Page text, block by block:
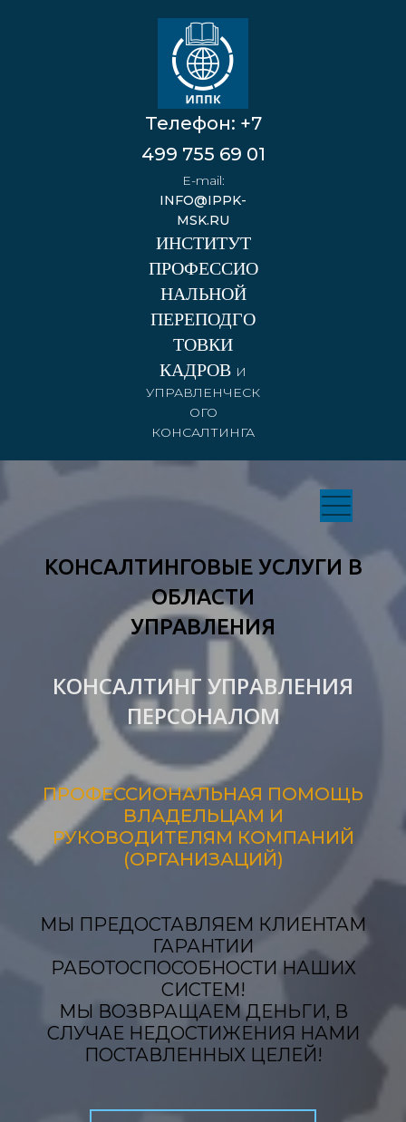
ИНСТИТУТ
ПРОФЕССИО
НАЛЬНОЙ
ПЕРЕПОДГО
ТОВКИ
КАДРОВ И
УПРАВЛЕНЧЕСК
ОГО
КОНСАЛТИНГА
Телефон: +7
499 755 69 01
E-mail:
INFO@IPPK-
MSK.RU
КОНСАЛТИНГОВЫЕ УСЛУГИ В
ОБЛАСТИ
УПРАВЛЕНИЯ
КОНСАЛТИНГ УПРАВЛЕНИЯ
ПЕРСОНАЛОМ
ПРОФЕССИОНАЛЬНАЯ ПОМОЩЬ
ВЛАДЕЛЬЦАМ И
РУКОВОДИТЕЛЯМ КОМПАНИЙ
(ОРГАНИЗАЦИЙ)
МЫ ПРЕДОСТАВЛЯЕМ КЛИЕНТАМ
ГАРАНТИИ
РАБОТОСПОСОБНОСТИ НАШИХ
СИСТЕМ!
МЫ ВОЗВРАЩАЕМ ДЕНЬГИ, В
СЛУЧАЕ НЕДОСТИЖЕНИЯ НАМИ
ПОСТАВЛЕННЫХ ЦЕЛЕЙ!